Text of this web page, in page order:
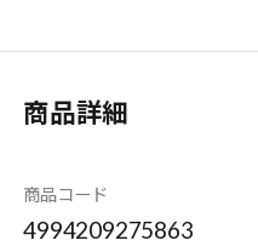
商品詳細
商品コード
4994209275863